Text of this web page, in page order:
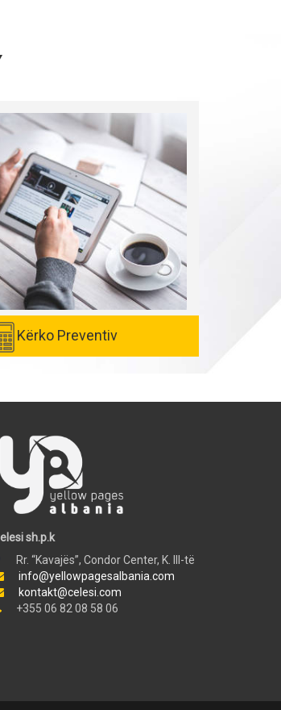
Kërko Preventiv
sh.p.k
Rr. “Kavajës”, Condor Center, K. III-të
info@yellowpagesalbania.com
kontakt@celesi.com
+355 06 82 08 58 06